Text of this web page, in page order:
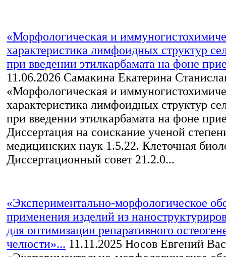
«Морфологическая и
характеристика лимфоидных структур
при введении этилкарбамата на фоне
11.06.2026 Самакина Екатерина
«Морфологическая и
характеристика лимфоидных структур
при введении этилкарбамата на фоне
Диссертация на соискание ученой
медицинских наук 1.5.22. Клеточная
Диссертационный совет 21.2.0...
«Экспериментально-морфологическое
применения изделий из
для оптимизации репаративного
челюсти»... 11.11.2025 Носов Евгений